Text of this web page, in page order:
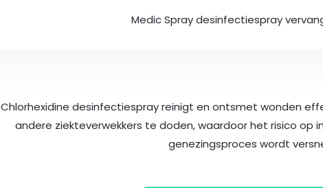
Mijn account
Medic Spray desinfectiespray
Chlorhexidine desinfectiespray reinigt en ontsmet wonden
andere ziekteverwekkers te doden, waardoor het risico op
genezingsproces wordt